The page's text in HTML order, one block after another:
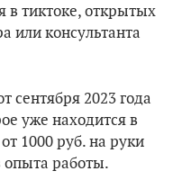
в тиктоке, открытых
или консультанта
сентября 2023 года
уже находится в
1000 руб. на руки
опыта работы.